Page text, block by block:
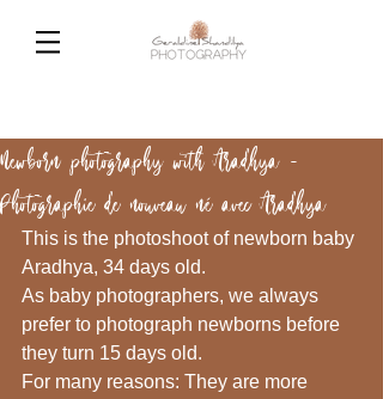
Newborn photography with Aradhya -
Photographie de nouveau né avec Aradhya
This is the photoshoot of newborn baby
Aradhya, 34 days old.
As baby photographers, we always
prefer to photograph newborns before
they turn 15 days old.
For many reasons: They are more